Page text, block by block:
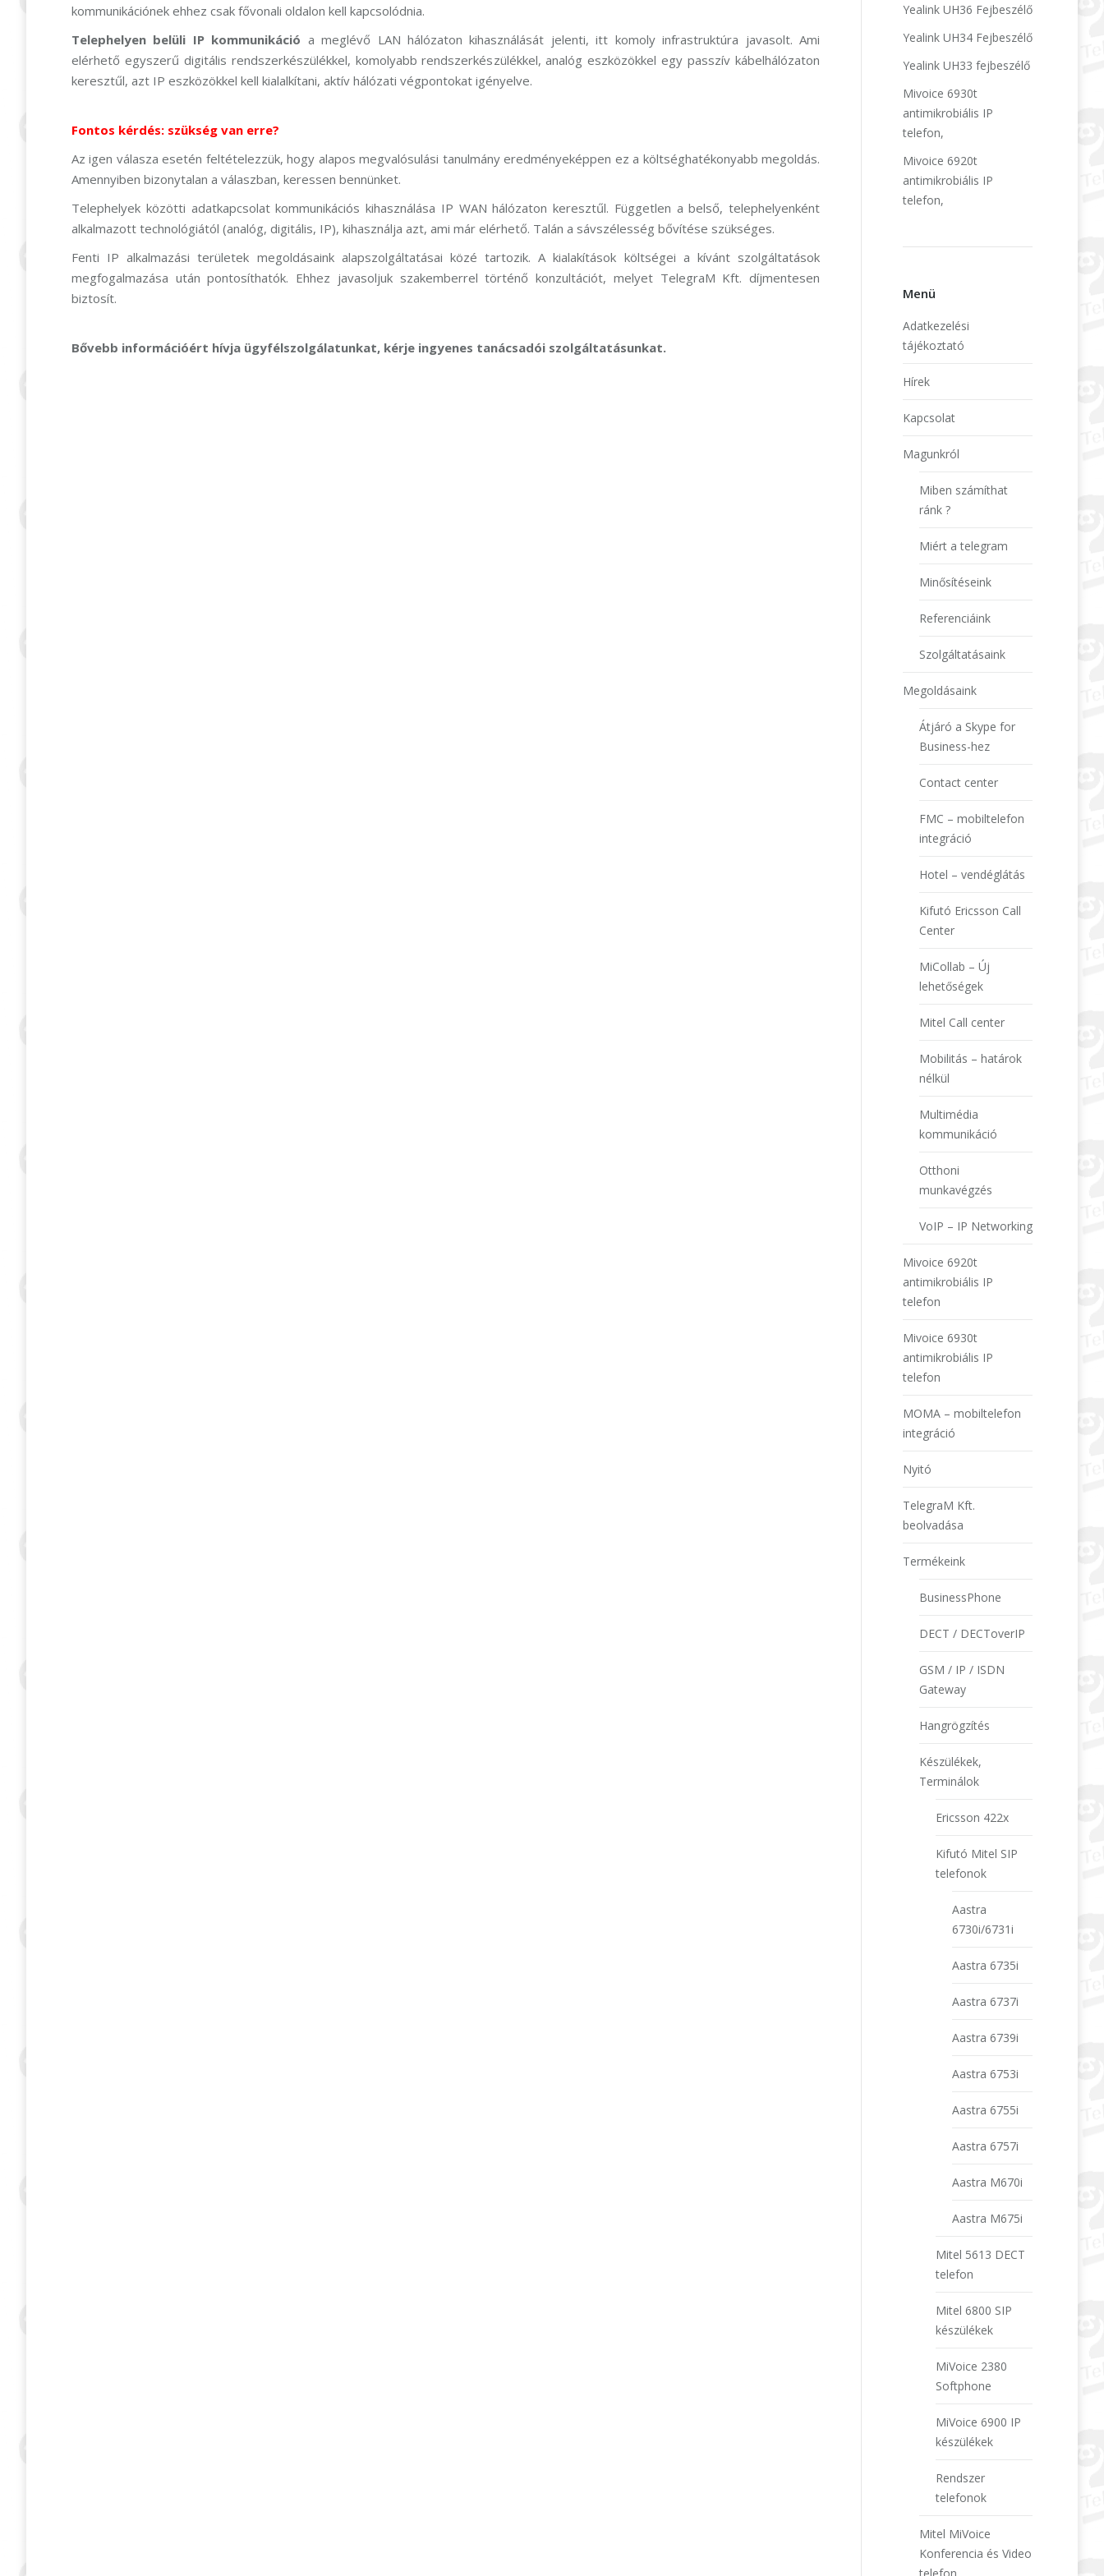
kommunikációnek ehhez csak fővonali oldalon kell kapcsolódnia.
Telephelyen belüli IP kommunikáció a meglévő LAN hálózaton kihasználását jelenti, itt komoly infrastruktúra javasolt. Ami
elérhető egyszerű digitális rendszerkészülékkel, komolyabb rendszerkészülékkel, analóg eszközökkel egy passzív kábelhálózaton
keresztűl, azt IP eszközökkel kell kialalkítani, aktív hálózati végpontokat igényelve.
Fontos kérdés: szükség van erre?
Az igen válasza esetén feltételezzük, hogy alapos megvalósulási tanulmány eredményeképpen ez a költséghatékonyabb megoldás.
Amennyiben bizonytalan a válaszban, keressen bennünket.
Telephelyek közötti adatkapcsolat kommunikációs kihasználása IP WAN hálózaton keresztűl. Független a belső, telephelyenként
alkalmazott technológiától (analóg, digitális, IP), kihasználja azt, ami már elérhető. Talán a sávszélesség bővítése szükséges.
Fenti IP alkalmazási területek megoldásaink alapszolgáltatásai közé tartozik. A kialakítások költségei a kívánt szolgáltatások
megfogalmazása után pontosíthatók. Ehhez javasoljuk szakemberrel történő konzultációt, melyet TelegraM Kft. díjmentesen
biztosít.
Bővebb információért hívja ügyfélszolgálatunkat, kérje ingyenes tanácsadói szolgáltatásunkat.
Yealink UH36 Fejbeszélő
Yealink UH34 Fejbeszélő
Yealink UH33 fejbeszélő
Mivoice 6930t
antimikrobiális IP
telefon,
Mivoice 6920t
antimikrobiális IP
telefon,
Menü
Adatkezelési
tájékoztató
Hírek
Kapcsolat
Magunkról
Miben számíthat
ránk ?
Miért a telegram
Minősítéseink
Referenciáink
Szolgáltatásaink
Megoldásaink
Átjáró a Skype for
Business-hez
Contact center
FMC – mobiltelefon
integráció
Hotel – vendéglátás
Kifutó Ericsson Call
Center
MiCollab – Új
lehetőségek
Mitel Call center
Mobilitás – határok
nélkül
Multimédia
kommunikáció
Otthoni
munkavégzés
VoIP – IP Networking
Mivoice 6920t
antimikrobiális IP
telefon
Mivoice 6930t
antimikrobiális IP
telefon
MOMA – mobiltelefon
integráció
Nyitó
TelegraM Kft.
beolvadása
Termékeink
BusinessPhone
DECT / DECToverIP
GSM / IP / ISDN
Gateway
Hangrögzítés
Készülékek,
Terminálok
Ericsson 422x
Kifutó Mitel SIP
telefonok
Aastra
6730i/6731i
Aastra 6735i
Aastra 6737i
Aastra 6739i
Aastra 6753i
Aastra 6755i
Aastra 6757i
Aastra M670i
Aastra M675i
Mitel 5613 DECT
telefon
Mitel 6800 SIP
készülékek
MiVoice 2380
Softphone
MiVoice 6900 IP
készülékek
Rendszer
telefonok
Mitel MiVoice
Konferencia és Video